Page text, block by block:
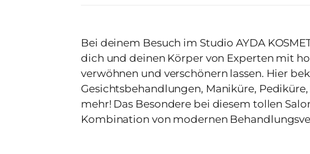
Bei deinem Besuch im Studio AYDA
dich und deinen Körper von Experten mit
verwöhnen und verschönern lassen. Hier
Gesichtsbehandlungen, Maniküre,
mehr! Das Besondere bei diesem tollen
Kombination von modernen